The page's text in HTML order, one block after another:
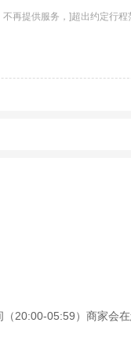
再提供服务，]超出约定行
20:00-05:59）商家会在